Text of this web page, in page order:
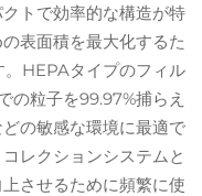
トで効率的な構造が特
表面積を最大化するた
HEPAタイプのフィル
の粒子を99.97%捕らえ
の敏感な環境に最適で
レクションシステムと
させるために頻繁に使